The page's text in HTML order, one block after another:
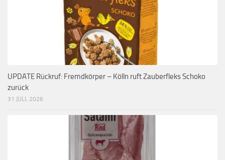
UPDATE Rückruf: Fremdkörper – Kölln ruft Zauberfleks Schoko
zurück
31 JULI, 2026